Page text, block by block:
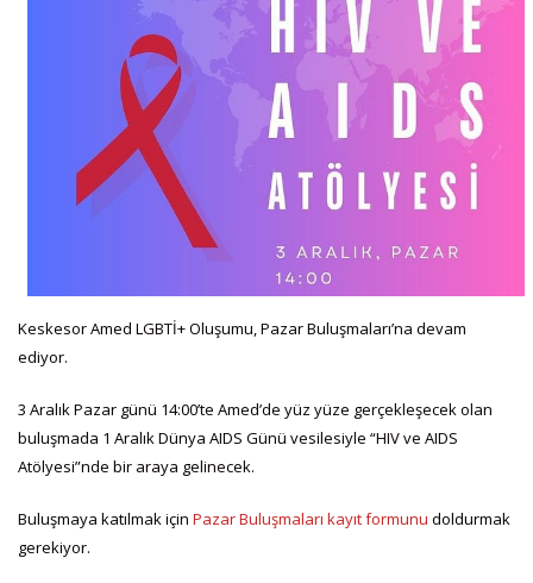
Keskesor Amed LGBTİ+ Oluşumu, Pazar Buluşmaları’na devam
ediyor.
3 Aralık Pazar günü 14:00’te Amed’de yüz yüze gerçekleşecek olan
buluşmada 1 Aralık Dünya AIDS Günü vesilesiyle “HIV ve AIDS
Atölyesi”nde bir araya gelinecek.
Buluşmaya katılmak için Pazar Buluşmaları kayıt formunu doldurmak
gerekiyor.